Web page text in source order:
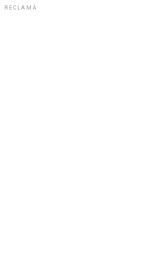
RECLAMĂ